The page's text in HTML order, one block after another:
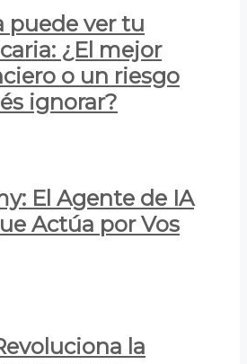
puede ver tu
¿El mejor
o un riesgo
ignorar?
El Agente de IA
Actúa por Vos
la